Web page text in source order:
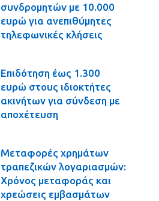
συνδρομητών με 10.000
ευρώ για ανεπιθύμητες
τηλεφωνικές κλήσεις
Επιδότηση έως 1.300
ευρώ στους ιδιοκτήτες
ακινήτων για σύνδεση με
αποχέτευση
Μεταφορές χρημάτων
τραπεζικών λογαριασμών:
Χρόνος μεταφοράς και
χρεώσεις εμβασμάτων